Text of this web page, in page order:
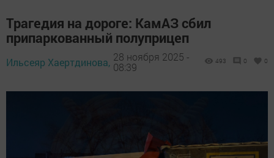
Трагедия на дороге: КамАЗ сбил
припаркованный полуприцеп
Ильсеяр Хаертдинова, 28 ноября 2025 -
08:39
493 0 0